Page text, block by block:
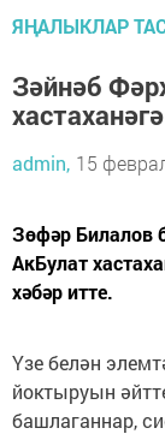
ЯҢАЛЫКЛАР
Зәйнәб
admin, 15
Зөфәр Билалов
АкБулат
хәбәр итте.
Үзе белән
йоктыруын
башлаганнар,